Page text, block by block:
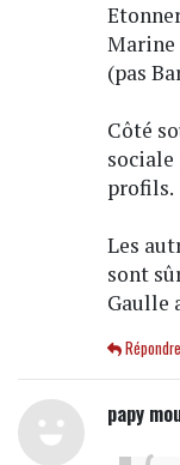
Marine
(pas
Côté
sociale
profils.
Les
sont
Gaulle
Répondre
papy